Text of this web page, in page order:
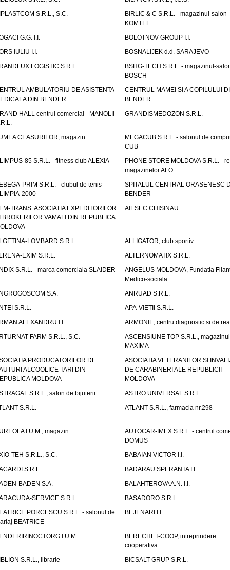
S.R.L., S.C.
BIRLIC & C S.R.L. - magazinul-salon
KOMTEL
G.G. I.I.
BOLOTNOV GROUP I.I.
IULIU I.I.
BOSNALIJEK d.d. SARAJEVO
LOGISTIC S.R.L.
BSHG-TECH S.R.L. - magazinul-
BOSCH
AMBULATORIU DE ASISTENTA
DIN BENDER
CENTRUL MAMEI SI A COPILULUI
BENDER
HALL centrul comercial - MANOLII
GRANDISMEDOZON S.R.L.
CEASURILOR, magazin
MEGACUB S.R.L. - salonul de
CUB
85 S.R.L. - fitness club ALEXIA
PHONE STORE MOLDOVA S.R.L. -
magazinelor ALO
PRIM S.R.L. - clubul de tenis
2000
SPITALUL CENTRAL ORASENESC
BENDER
TRANS. ASOCIATIA EXPEDITORILOR
BROKERILOR VAMALI DIN REPUBLICA
AIESEC CHISINAU
LOMBARD S.R.L.
ALLIGATOR, club sportiv
EXIM S.R.L.
ALTERNOMATIX S.R.L.
S.R.L. - marca comerciala SLAIDER
ANGELUS MOLDOVA, Fundatia
Medico-sociala
S.A.
ANRUAD S.R.L.
S.R.L.
APA-VIETII S.R.L.
ALEXANDRU I.I.
ARMONIE, centru diagnostic si de
FARM S.R.L., S.C.
ASCENSIUNE TOP S.R.L., magazinul
MAXIMA
PRODUCATORILOR DE
ALCOOLICE TARI DIN
MOLDOVA
ASOCIATIA VETERANILOR SI
DE CARABINERI ALE REPUBLICII
MOLDOVA
S.R.L., salon de bijuterii
ASTRO UNIVERSAL S.R.L.
S.R.L.
ATLANT S.R.L., farmacia nr.298
I.U.M., magazin
AUTOCAR-IMEX S.R.L. - centrul
DOMUS
TEH S.R.L., S.C.
BABAIAN VICTOR I.I.
S.R.L.
BADARAU SPERANTA I.I.
BADEN S.A.
BALAHTEROVA A.N. I.I.
SERVICE S.R.L.
BASADORO S.R.L.
PORCESCU S.R.L. - salonul de
BEATRICE
BEJENARI I.I.
I.U.M.
BERECHET-COOP, intreprindere
cooperativa
S.R.L., librarie
BICSALT-GRUP S.R.L.